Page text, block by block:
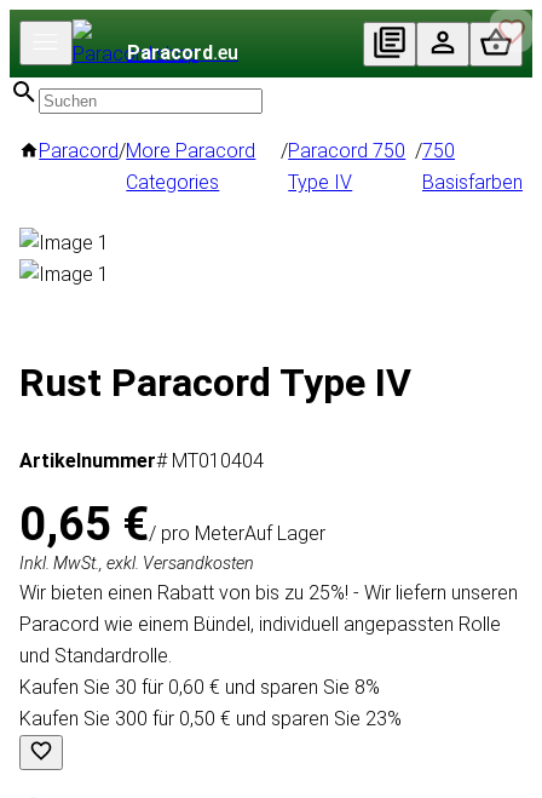
Paracord.eu
Paracord/More Paracord
Categories
/Paracord 750
Type IV
/750
Basisfarben
Rust Paracord Type IV
Artikelnummer# MT010404
0,65 €/ pro MeterAuf Lager
Inkl. MwSt., exkl. Versandkosten
Wir bieten einen Rabatt von bis zu 25%! - Wir liefern unseren
Paracord wie einem Bündel, individuell angepassten Rolle
und Standardrolle.
Kaufen Sie 30 für 0,60 € und sparen Sie 8%
Kaufen Sie 300 für 0,50 € und sparen Sie 23%